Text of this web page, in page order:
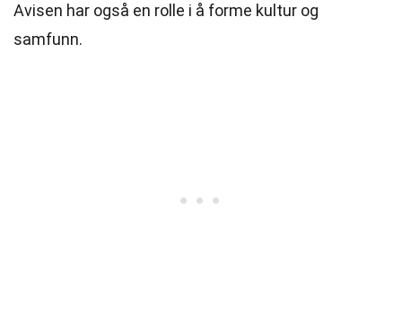
Avisen har også en rolle i å forme kultur og
samfunn.